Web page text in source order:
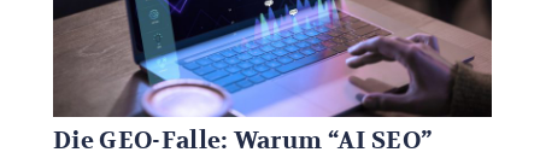
Die GEO-Falle: Warum “AI SEO”